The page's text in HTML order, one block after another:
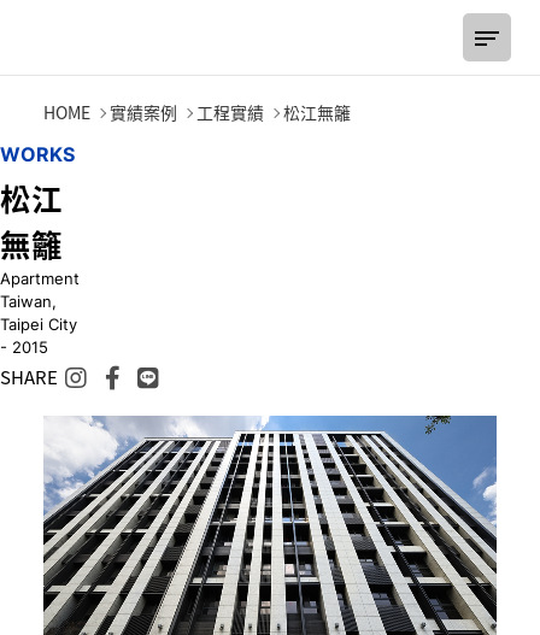
松江無籬
HOME 實績案例 工程實績
松江無籬
WORKS
松江
無籬
Apartment
Taiwan,
Taipei City
- 2015
SHARE